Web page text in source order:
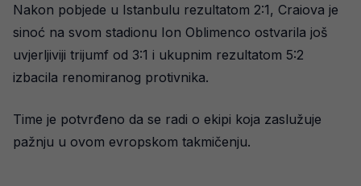
Nakon pobjede u Istanbulu rezultatom 2:1, Craiova je
sinoć na svom stadionu Ion Oblimenco ostvarila još
uvjerljiviji trijumf od 3:1 i ukupnim rezultatom 5:2
izbacila renomiranog protivnika.
Time je potvrđeno da se radi o ekipi koja zaslužuje
pažnju u ovom evropskom takmičenju.